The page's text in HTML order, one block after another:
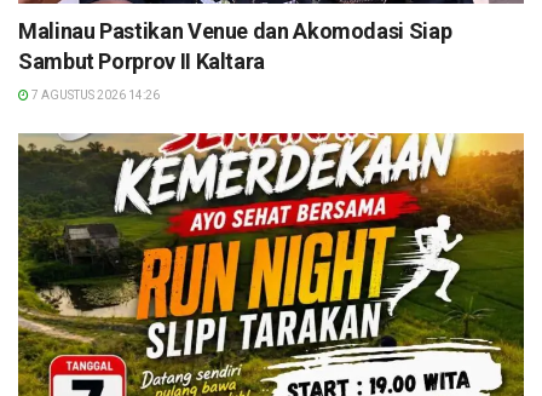
Malinau Pastikan Venue dan Akomodasi Siap
Sambut Porprov II Kaltara
7 AGUSTUS 2026 14:26